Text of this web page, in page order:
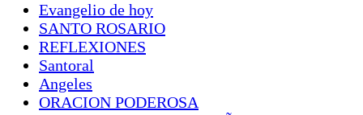
Evangelio de hoy
SANTO ROSARIO
REFLEXIONES
Santoral
Angeles
ORACION PODEROSA